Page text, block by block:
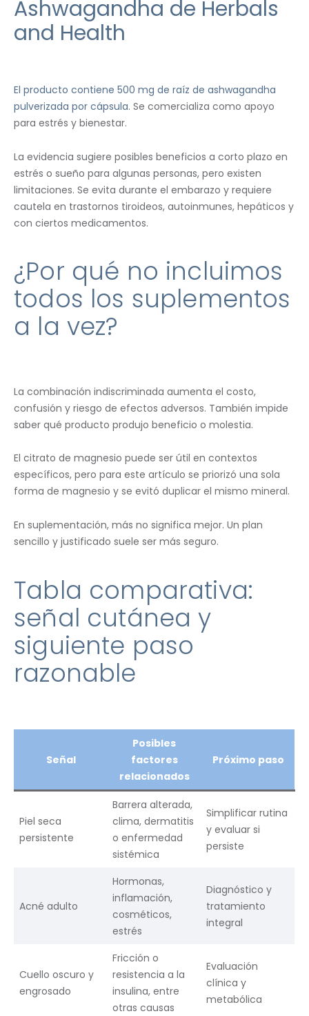
Ashwagandha de Herbals
and Health
El producto contiene 500 mg de raíz de ashwagandha
pulverizada por cápsula. Se comercializa como apoyo
para estrés y bienestar.
La evidencia sugiere posibles beneficios a corto plazo en
estrés o sueño para algunas personas, pero existen
limitaciones. Se evita durante el embarazo y requiere
cautela en trastornos tiroideos, autoinmunes, hepáticos y
con ciertos medicamentos.
¿Por qué no incluimos
todos los suplementos
a la vez?
La combinación indiscriminada aumenta el costo,
confusión y riesgo de efectos adversos. También impide
saber qué producto produjo beneficio o molestia.
El citrato de magnesio puede ser útil en contextos
específicos, pero para este artículo se priorizó una sola
forma de magnesio y se evitó duplicar el mismo mineral.
En suplementación, más no significa mejor. Un plan
sencillo y justificado suele ser más seguro.
Tabla comparativa:
señal cutánea y
siguiente paso
razonable
Señal
Posibles
factores
relacionados
Próximo paso
Piel seca
persistente
Barrera alterada,
clima, dermatitis
o enfermedad
sistémica
Simplificar rutina
y evaluar si
persiste
Acné adulto
Hormonas,
inflamación,
cosméticos,
estrés
Diagnóstico y
tratamiento
integral
Cuello oscuro y
engrosado
Fricción o
resistencia a la
insulina, entre
otras causas
Evaluación
clínica y
metabólica